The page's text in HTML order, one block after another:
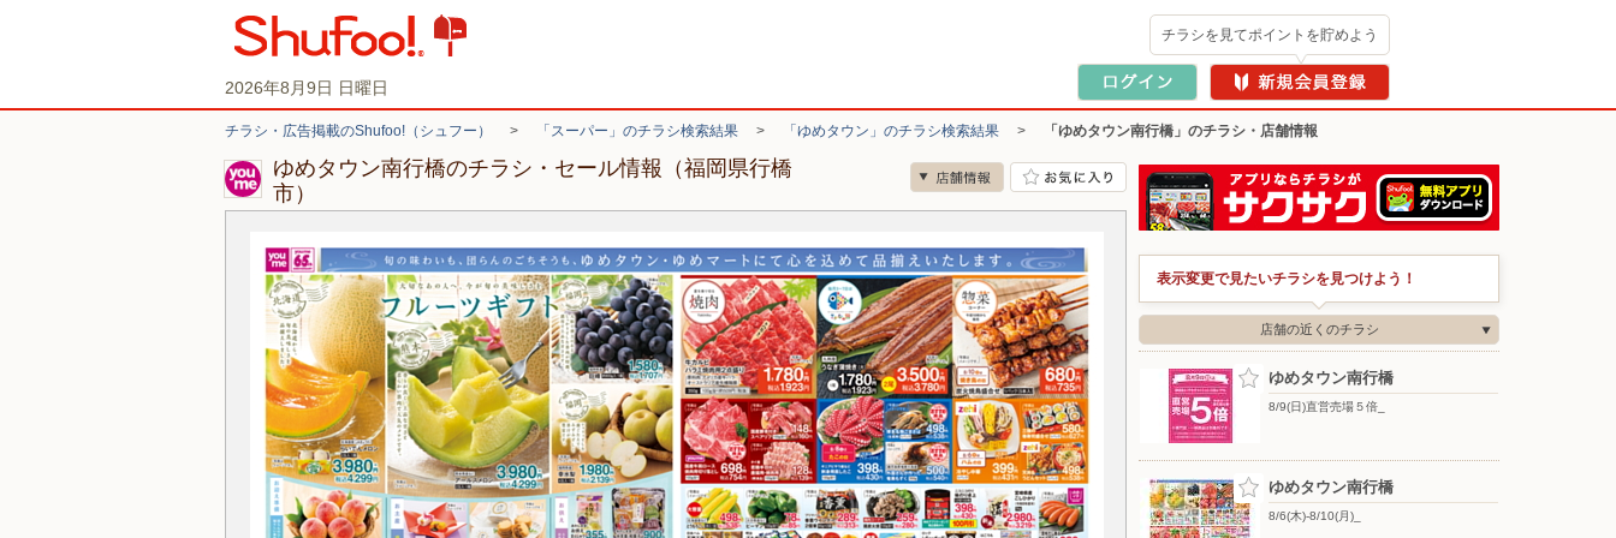
2026年8月9日 日曜日
チラシを見てポイントを貯めよう
チラシ・広告掲載のShufoo!（シュフー） > 「スーパー」のチラシ検索結果 > 「ゆめタウン」のチラシ検索結果 > 「ゆめタウン南行橋」のチラシ・店舗情報
ゆめタウン南行橋のチラシ・セール情報（福岡県行橋
市）
表示変更で見たいチラシを見つけよう！
店舗の近くのチラシ
ゆめタウン南行橋
8/9(日)直営売場５倍_
ゆめタウン南行橋
8/6(木)-8/10(月)_